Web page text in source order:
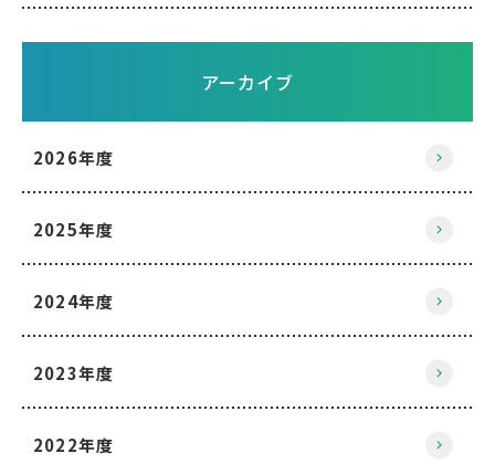
アーカイブ
2026年度
2025年度
2024年度
2023年度
2022年度